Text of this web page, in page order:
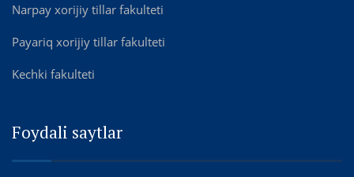
Narpay xorijiy tillar fakulteti
Payariq xorijiy tillar fakulteti
Kechki fakulteti
Foydali saytlar